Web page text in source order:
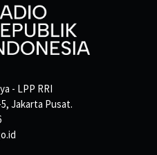
- LPP RRI
Jakarta Pusat.